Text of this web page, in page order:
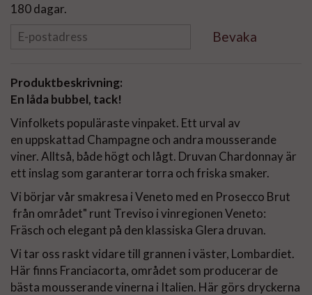
180 dagar.
Bevaka
Produktbeskrivning:
En låda bubbel, tack!
Vinfolkets populäraste vinpaket. Ett urval av
en uppskattad Champagne och andra mousserande
viner. Alltså, både högt och lågt. Druvan Chardonnay är
ett inslag som garanterar torra och friska smaker.
Vi börjar vår smakresa i Veneto med en Prosecco Brut
från området" runt Treviso i vinregionen Veneto:
Fräsch och elegant på den klassiska Glera druvan.
Vi tar oss raskt vidare till grannen i väster, Lombardiet.
Här finns Franciacorta, området som producerar de
bästa mousserande vinerna i Italien. Här görs dryckerna